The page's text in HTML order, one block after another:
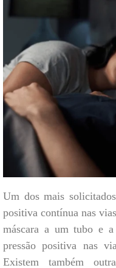
Um dos mais
positiva contínua nas
máscara a um tubo e
pressão positiva nas
Existem também